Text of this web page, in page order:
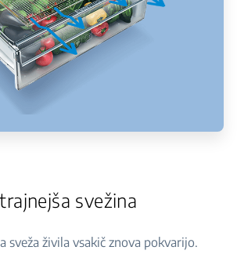
svežina
sveža živila vsakič znova pokvarijo.